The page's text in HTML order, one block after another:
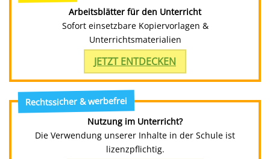
Arbeitsblätter für den Unterricht
Sofort einsetzbare Kopiervorlagen &
Unterrichtsmaterialien
JETZT ENTDECKEN
Rechtssicher & werbefrei
Nutzung im Unterricht?
Die Verwendung unserer Inhalte in der Schule ist
lizenzpflichtig.